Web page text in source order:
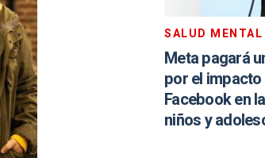
SALUD MENTAL
Meta pagará
por el
Facebook en
niños y